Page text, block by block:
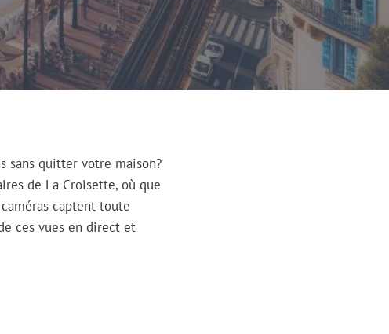
sans quitter votre maison?
de La Croisette, où que
captent toute
ces vues en direct et